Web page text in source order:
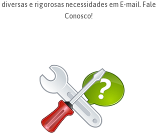
diversas e rigorosas necessidades em E-mail. Fale
Conosco!